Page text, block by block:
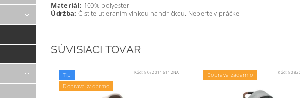
Materiál: 100% polyester
Údržba: Čistite utieraním vlhkou handričkou. Neperte v práčke.
SÚVISIACI TOVAR
Tip
Doprava zadarmo
Kód:80820116112NA Doprava zadarmo Kód: